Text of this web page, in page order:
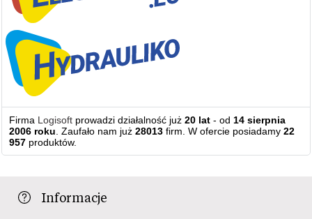
Firma Logisoft prowadzi działalność już20 lat - od 14 sierpnia
2006 roku . Zaufało nam już28013 firm. W ofercie posiadamy22
957 produktów.
Informacje